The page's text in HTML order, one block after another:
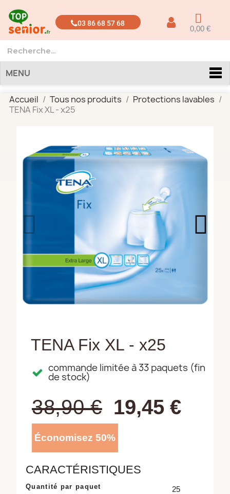
03 86 68 57 68
0,00 €
MENU
Accueil Tous nos produits
Protections lavables
TENA Fix XL - x25
TENA Fix XL - x25
commande limitée à 33 paquets (fin
de stock)
38,90 € 19,45 €
Économisez 50%
CARACTÉRISTIQUES
Quantité par paquet 25